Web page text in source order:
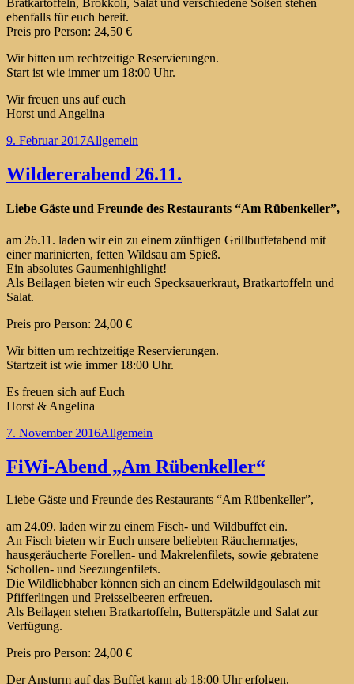
Bratkartoffeln, Brokkoli, Salat und verschiedene Soßen stehen
ebenfalls für euch bereit.
Preis pro Person: 24,50 €
Wir bitten um rechtzeitige Reservierungen.
Start ist wie immer um 18:00 Uhr.
Wir freuen uns auf euch
Horst und Angelina
Veröffentlicht
9. Februar 2017Kategorien
Allgemein
Wildererabend 26.11.
Liebe Gäste und Freunde des Restaurants “Am Rübenkeller”,
am 26.11. laden wir ein zu einem zünftigen Grillbuffetabend mit
einer marinierten, fetten Wildsau am Spieß.
Ein absolutes Gaumenhighlight!
Als Beilagen bieten wir euch Specksauerkraut, Bratkartoffeln und
Salat.
Preis pro Person: 24,00 €
Wir bitten um rechtzeitige Reservierungen.
Startzeit ist wie immer 18:00 Uhr.
Es freuen sich auf Euch
Horst & Angelina
Veröffentlicht
7. November 2016Kategorien
Allgemein
FiWi-Abend „Am Rübenkeller“
Liebe Gäste und Freunde des Restaurants “Am Rübenkeller”,
am 24.09. laden wir zu einem Fisch- und Wildbuffet ein.
An Fisch bieten wir Euch unsere beliebten Räuchermatjes,
hausgeräucherte Forellen- und Makrelenfilets, sowie gebratene
Schollen- und Seezungenfilets.
Die Wildliebhaber können sich an einem Edelwildgoulasch mit
Pfifferlingen und Preisselbeeren erfreuen.
Als Beilagen stehen Bratkartoffeln, Butterspätzle und Salat zur
Verfügung.
Preis pro Person: 24,00 €
Der Ansturm auf das Buffet kann ab 18:00 Uhr erfolgen.